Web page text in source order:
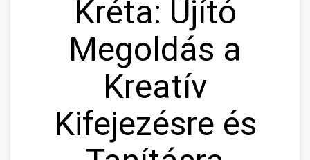
Kréta: Újító
Megoldás a
Kreatív
Kifejezésre és